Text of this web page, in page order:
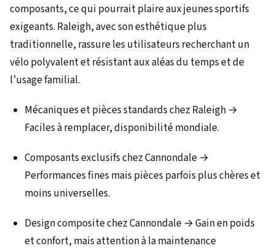
composants, ce qui pourrait plaire aux jeunes sportifs
exigeants. Raleigh, avec son esthétique plus
traditionnelle, rassure les utilisateurs recherchant un
vélo polyvalent et résistant aux aléas du temps et de
l’usage familial.
Mécaniques et pièces standards chez Raleigh →
Faciles à remplacer, disponibilité mondiale.
Composants exclusifs chez Cannondale →
Performances fines mais pièces parfois plus chères et
moins universelles.
Design composite chez Cannondale → Gain en poids
et confort, mais attention à la maintenance